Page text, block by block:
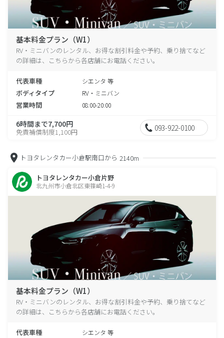
基本料金プラン（W1）
RV・ミニバンのレンタル、お得な割引料金や予約、乗り捨てなど
の詳細は、こちらから各店舗にお電話ください。
代表車種 シエンタ 等
ボディタイプ RV・ミニバン
営業時間 08:00-20:00
6時間まで7,700円
免責補償制度1,100円 093-922-0100
トヨタレンタカー小倉駅南口から 2140m
トヨタレンタカー小倉片野
北九州市小倉北区東篠崎1-4-9
基本料金プラン（W1）
RV・ミニバンのレンタル、お得な割引料金や予約、乗り捨てなど
の詳細は、こちらから各店舗にお電話ください。
代表車種 シエンタ 等